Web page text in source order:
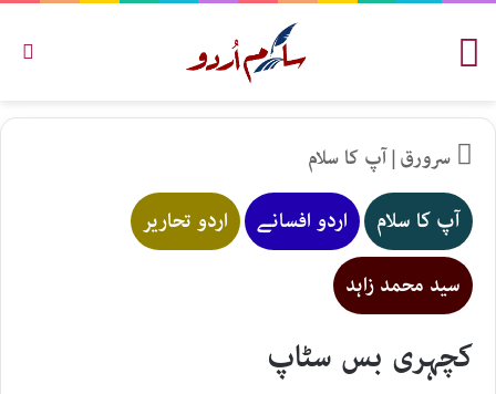
سرورق|آپ کا سلام
آپ کا سلام اردو افسانے اردو تحاریر
سید محمد زاہد
کچہری بس سٹاپ